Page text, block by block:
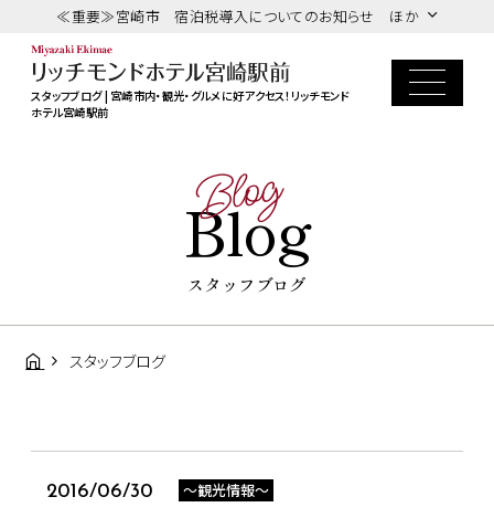
≪重要≫宮崎市 宿泊税導入についてのお知らせ ほか
スタッフブログ | 宮崎市内・観光・グルメに好アクセス！リッチモンド
ホテル宮崎駅前
Blog
Blog
スタッフブログ
スタッフブログ
2016/06/30 ～観光情報～